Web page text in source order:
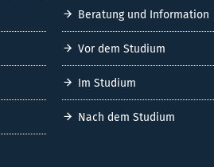
Beratung und Information
Vor dem Studium
Im Studium
Nach dem Studium